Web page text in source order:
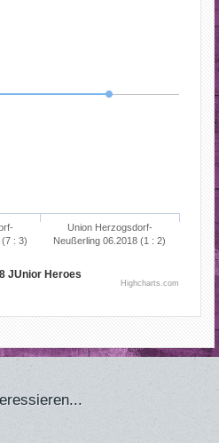
JUnior Heroes
: 3)
Union Herzogsdorf-
Neußerling 06.2018 (1 : 2)
Highcharts.com